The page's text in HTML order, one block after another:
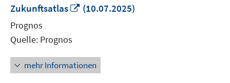
Zukunftsatlas
In
(10.07.2025)
Prognos
Quelle: Prognos
mehr Informationen